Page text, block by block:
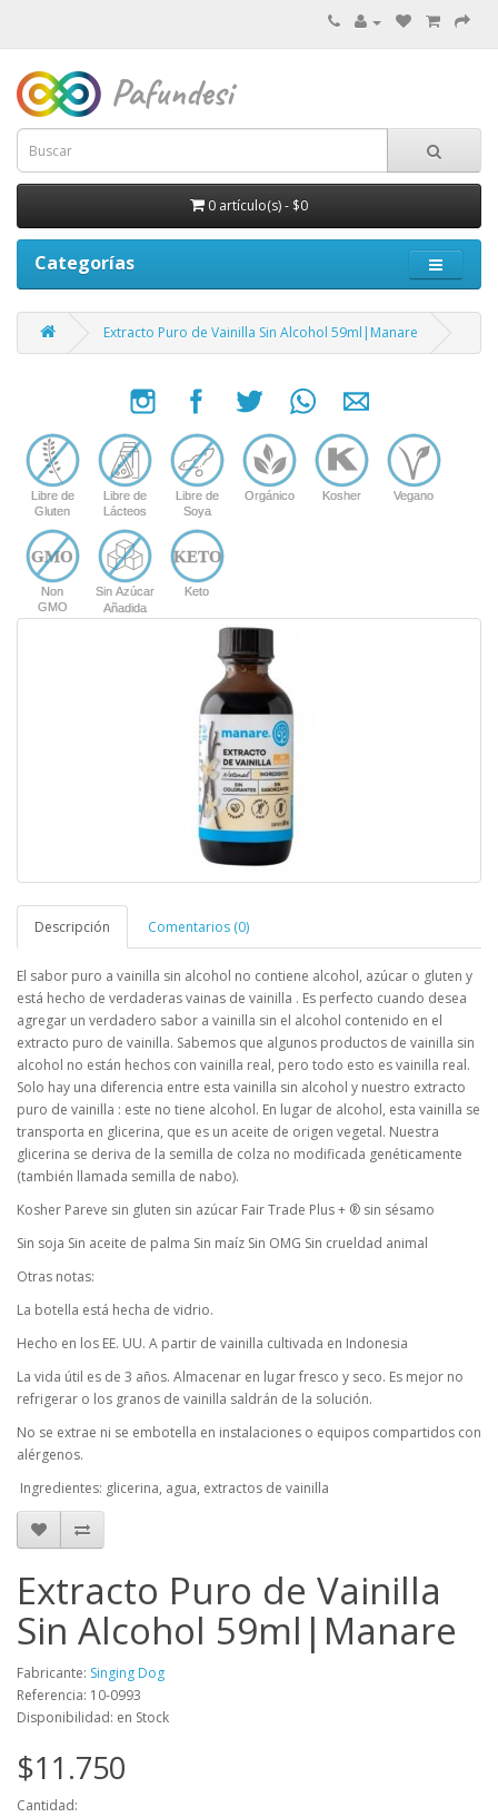
0 artículo(s) - $0
Categorías
Extracto Puro de Vainilla Sin Alcohol 59ml|Manare
Descripción Comentarios (0)
El sabor puro a vainilla sin alcohol no contiene alcohol, azúcar o gluten y
está hecho de verdaderas vainas de vainilla . Es perfecto cuando desea
agregar un verdadero sabor a vainilla sin el alcohol contenido en el
extracto puro de vainilla. Sabemos que algunos productos de vainilla sin
alcohol no están hechos con vainilla real, pero todo esto es vainilla real.
Solo hay una diferencia entre esta vainilla sin alcohol y nuestro extracto
puro de vainilla : este no tiene alcohol. En lugar de alcohol, esta vainilla se
transporta en glicerina, que es un aceite de origen vegetal. Nuestra
glicerina se deriva de la semilla de colza no modificada genéticamente
(también llamada semilla de nabo).
Kosher Pareve sin gluten sin azúcar Fair Trade Plus + ® sin sésamo
Sin soja Sin aceite de palma Sin maíz Sin OMG Sin crueldad animal
Otras notas:
La botella está hecha de vidrio.
Hecho en los EE. UU. A partir de vainilla cultivada en Indonesia
La vida útil es de 3 años. Almacenar en lugar fresco y seco. Es mejor no
refrigerar o los granos de vainilla saldrán de la solución.
No se extrae ni se embotella en instalaciones o equipos compartidos con
alérgenos.
Ingredientes: glicerina, agua, extractos de vainilla
Extracto Puro de Vainilla
Sin Alcohol 59ml|Manare
Fabricante: Singing Dog
Referencia: 10-0993
Disponibilidad: en Stock
$11.750
Cantidad: